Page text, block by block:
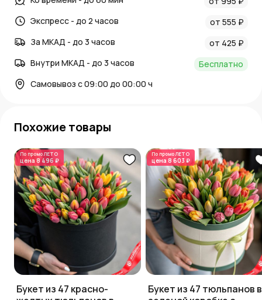
Экспресс - до 2 часов
от 555 ₽
За МКАД - до 3 часов
от 425 ₽
Внутри МКАД - до 3 часов
Бесплатно
Самовывоз с 09:00 до 00:00 ч
Похожие товары
По промоЛЕТО
цена 8 496 ₽
Букет из 47 красно-
По промоЛЕТО
цена 8 603 ₽
Букет из 47 тюльпанов в